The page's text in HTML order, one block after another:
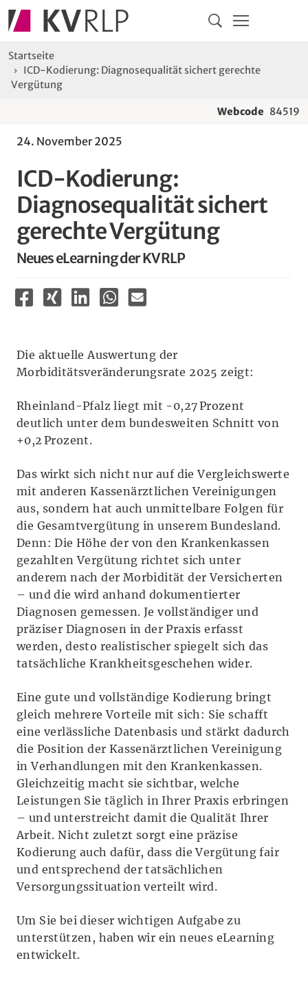
Navigation
Sie sind hier:
Startseite
ICD-Kodierung: Diagnosequalität sichert gerechte
Vergütung
Webcode 84519
24. November 2025
ICD-Kodierung:
Diagnosequalität sichert
gerechte Vergütung
Neues eLearning der KV RLP
Die aktuelle Auswertung der
Morbiditätsveränderungsrate 2025 zeigt:
Rheinland-Pfalz liegt mit -0,27 Prozent
deutlich unter dem bundesweiten Schnitt von
+0,2 Prozent.
Das wirkt sich nicht nur auf die Vergleichswerte
mit anderen Kassenärztlichen Vereinigungen
aus, sondern hat auch unmittelbare Folgen für
die Gesamtvergütung in unserem Bundesland.
Denn: Die Höhe der von den Krankenkassen
gezahlten Vergütung richtet sich unter
anderem nach der Morbidität der Versicherten
– und die wird anhand dokumentierter
Diagnosen gemessen. Je vollständiger und
präziser Diagnosen in der Praxis erfasst
werden, desto realistischer spiegelt sich das
tatsächliche Krankheitsgeschehen wider.
Eine gute und vollständige Kodierung bringt
gleich mehrere Vorteile mit sich: Sie schafft
eine verlässliche Datenbasis und stärkt dadurch
die Position der Kassenärztlichen Vereinigung
in Verhandlungen mit den Krankenkassen.
Gleichzeitig macht sie sichtbar, welche
Leistungen Sie täglich in Ihrer Praxis erbringen
– und unterstreicht damit die Qualität Ihrer
Arbeit. Nicht zuletzt sorgt eine präzise
Kodierung auch dafür, dass die Vergütung fair
und entsprechend der tatsächlichen
Versorgungssituation verteilt wird.
Um Sie bei dieser wichtigen Aufgabe zu
unterstützen, haben wir ein neues eLearning
entwickelt.